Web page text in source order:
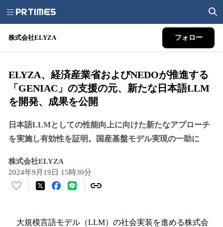
株式会社ELYZA フォロー
ELYZA、経済産業省およびNEDOが推進する
「GENIAC」の支援の元、新たな日本語LLM
を開発、成果を公開
日本語LLMとしての性能向上に向けた新たなアプローチ
を実施し有効性を証明。国産基盤モデル実現の一助に
株式会社ELYZA
2024年9月19日 15時30分
い
！
大規模言語モデル（LLM）の社会実装を進める株式会